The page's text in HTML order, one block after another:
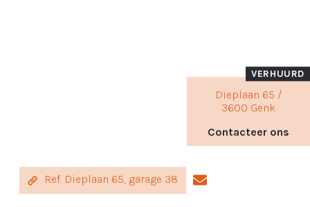
Dieplaan 65 /
3600 Genk
Contacteer ons
VERHUURD
Ref. Dieplaan 65, garage 38